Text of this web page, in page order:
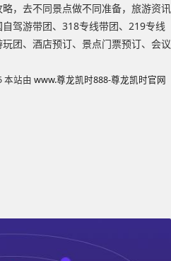
，去不同景点做不同准备，旅游资讯
驾游带团、318专线带团、219专线
团、酒店预订、景点门票预订、会议
本站由 www.尊龙凯时888-尊龙凯时官网